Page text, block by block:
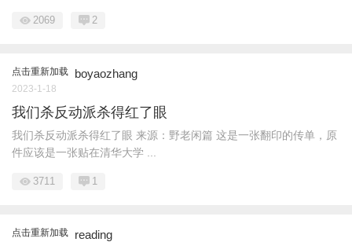
2069 2
点击重新加载 boyaozhang
2023-1-18
我们杀反动派杀得红了眼
我们杀反动派杀得红了眼 来源：野老闲篇 这是一张翻印的传单，原
件应该是一张贴在清华大学 ...
3711 1
点击重新加载 reading